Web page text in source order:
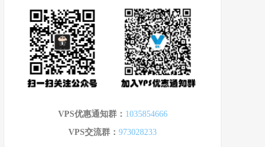
VPS优惠通知群： 1035854666
VPS交流群： 973028233